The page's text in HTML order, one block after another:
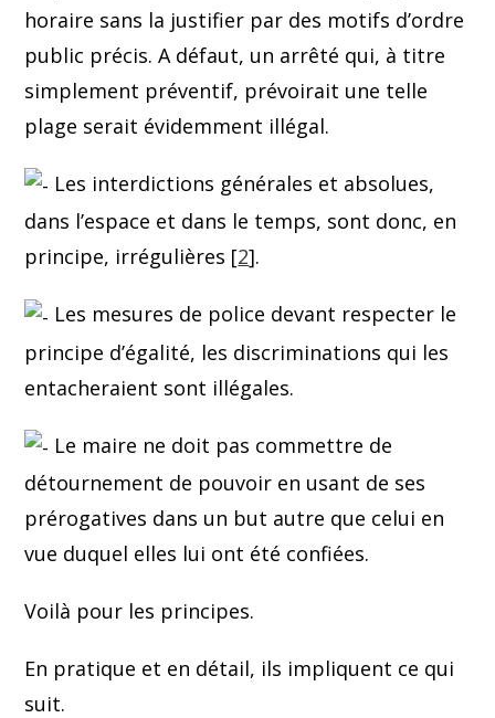
horaire sans la justifier par des motifs d’ordre
public précis. A défaut, un arrêté qui, à titre
simplement préventif, prévoirait une telle
plage serait évidemment illégal.
Les interdictions générales et absolues,
dans l’espace et dans le temps, sont donc, en
principe, irrégulières [2].
Les mesures de police devant respecter le
principe d’égalité, les discriminations qui les
entacheraient sont illégales.
Le maire ne doit pas commettre de
détournement de pouvoir en usant de ses
prérogatives dans un but autre que celui en
vue duquel elles lui ont été confiées.
Voilà pour les principes.
En pratique et en détail, ils impliquent ce qui
suit.